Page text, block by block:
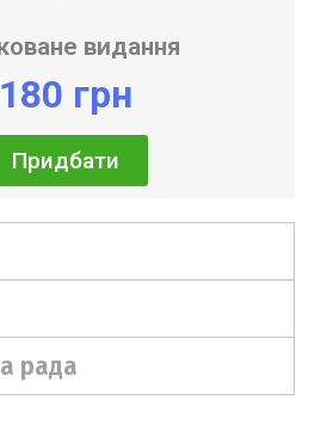
видання
180 грн
Придбати
рада